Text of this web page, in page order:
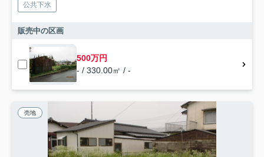
公共下水
販売中の区画
500万円
- / 330.00㎡ / -
売地